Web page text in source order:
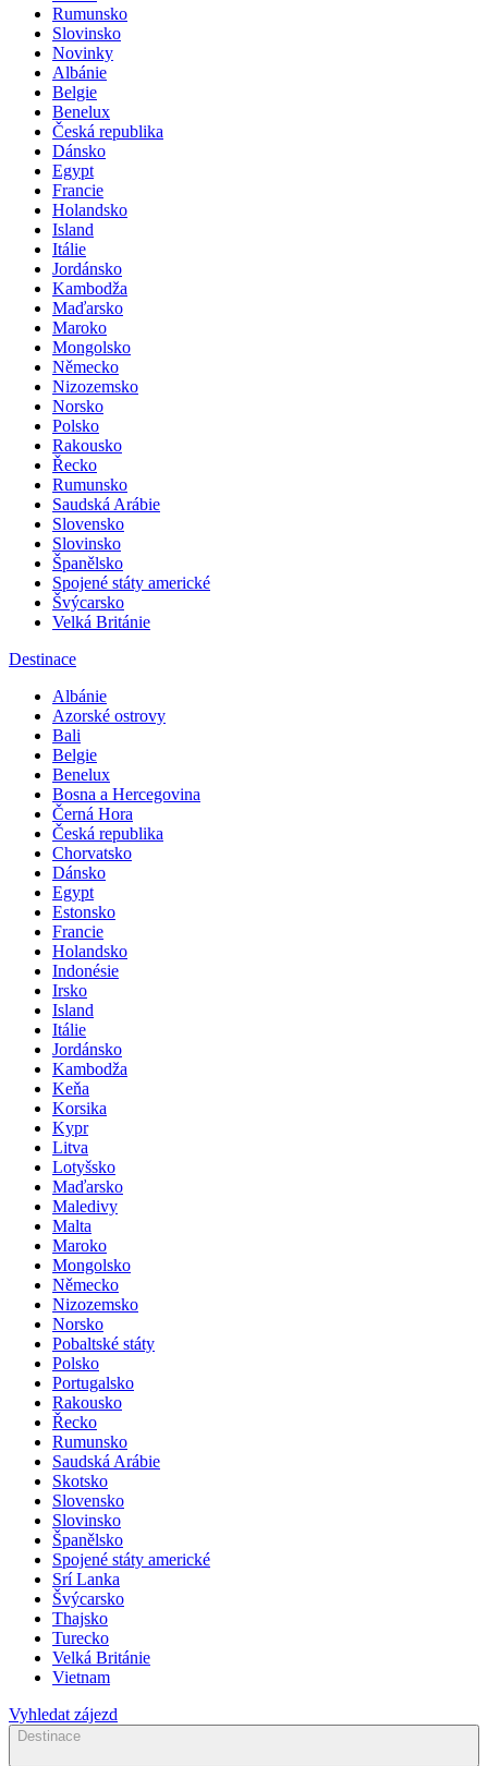
Rumunsko
Slovinsko
Novinky
Albánie
Belgie
Benelux
Česká republika
Dánsko
Egypt
Francie
Holandsko
Island
Itálie
Jordánsko
Kambodža
Maďarsko
Maroko
Mongolsko
Německo
Nizozemsko
Norsko
Polsko
Rakousko
Řecko
Rumunsko
Saudská Arábie
Slovensko
Slovinsko
Španělsko
Spojené státy americké
Švýcarsko
Velká Británie
Destinace
Albánie
Azorské ostrovy
Bali
Belgie
Benelux
Bosna a Hercegovina
Černá Hora
Česká republika
Chorvatsko
Dánsko
Egypt
Estonsko
Francie
Holandsko
Indonésie
Irsko
Island
Itálie
Jordánsko
Kambodža
Keňa
Korsika
Kypr
Litva
Lotyšsko
Maďarsko
Maledivy
Malta
Maroko
Mongolsko
Německo
Nizozemsko
Norsko
Pobaltské státy
Polsko
Portugalsko
Rakousko
Řecko
Rumunsko
Saudská Arábie
Skotsko
Slovensko
Slovinsko
Španělsko
Spojené státy americké
Srí Lanka
Švýcarsko
Thajsko
Turecko
Velká Británie
Vietnam
Vyhledat zájezd
Destinace